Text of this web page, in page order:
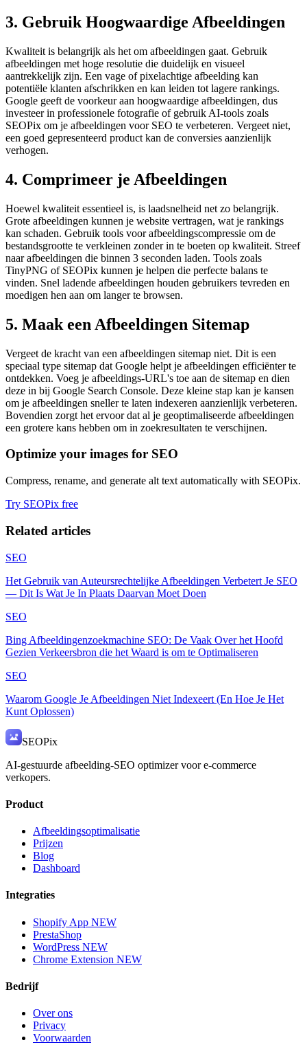
3. Gebruik Hoogwaardige Afbeeldingen
Kwaliteit is belangrijk als het om afbeeldingen gaat. Gebruik
afbeeldingen met hoge resolutie die duidelijk en visueel
aantrekkelijk zijn. Een vage of pixelachtige afbeelding kan
potentiële klanten afschrikken en kan leiden tot lagere rankings.
Google geeft de voorkeur aan hoogwaardige afbeeldingen, dus
investeer in professionele fotografie of gebruik AI-tools zoals
SEOPix om je afbeeldingen voor SEO te verbeteren. Vergeet niet,
een goed gepresenteerd product kan de conversies aanzienlijk
verhogen.
4. Comprimeer je Afbeeldingen
Hoewel kwaliteit essentieel is, is laadsnelheid net zo belangrijk.
Grote afbeeldingen kunnen je website vertragen, wat je rankings
kan schaden. Gebruik tools voor afbeeldingscompressie om de
bestandsgrootte te verkleinen zonder in te boeten op kwaliteit. Streef
naar afbeeldingen die binnen 3 seconden laden. Tools zoals
TinyPNG of SEOPix kunnen je helpen die perfecte balans te
vinden. Snel ladende afbeeldingen houden gebruikers tevreden en
moedigen hen aan om langer te browsen.
5. Maak een Afbeeldingen Sitemap
Vergeet de kracht van een afbeeldingen sitemap niet. Dit is een
speciaal type sitemap dat Google helpt je afbeeldingen efficiënter te
ontdekken. Voeg je afbeeldings-URL's toe aan de sitemap en dien
deze in bij Google Search Console. Deze kleine stap kan je kansen
om je afbeeldingen sneller te laten indexeren aanzienlijk verbeteren.
Bovendien zorgt het ervoor dat al je geoptimaliseerde afbeeldingen
een grotere kans hebben om in zoekresultaten te verschijnen.
Optimize your images for SEO
Compress, rename, and generate alt text automatically with SEOPix.
Try SEOPix free
Related articles
SEO
Het Gebruik van Auteursrechtelijke Afbeeldingen Verbetert Je SEO
— Dit Is Wat Je In Plaats Daarvan Moet Doen
SEO
Bing Afbeeldingenzoekmachine SEO: De Vaak Over het Hoofd
Gezien Verkeersbron die het Waard is om te Optimaliseren
SEO
Waarom Google Je Afbeeldingen Niet Indexeert (En Hoe Je Het
Kunt Oplossen)
SEOPix
AI-gestuurde afbeelding-SEO optimizer voor e-commerce
verkopers.
Product
Afbeeldingsoptimalisatie
Prijzen
Blog
Dashboard
Integraties
Shopify App NEW
PrestaShop
WordPress NEW
Chrome Extension NEW
Bedrijf
Over ons
Privacy
Voorwaarden